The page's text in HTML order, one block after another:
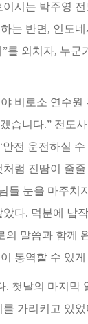
이시는 박주영
는 반면, 인도
를 외치자, 누군
비로소 연수
습니다.” 전도
안전 운전하실
럼 진땀이 줄
들 눈을 마주치
았다. 덕분에 납
의 말씀과 함께
통역할 수 있게
. 첫날의 마지막
가리키고 있